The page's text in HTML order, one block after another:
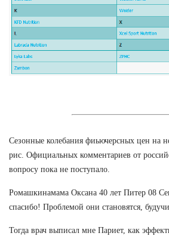
Сезонные колебания фиьючерсных цен на
рис. Официальных комментариев от
вопросу пока не поступало.
Ромашкинамама Оксана 40 лет Питер 08
спасибо! Проблемой они становятся,
Тогда врач выписал мне Париет, как